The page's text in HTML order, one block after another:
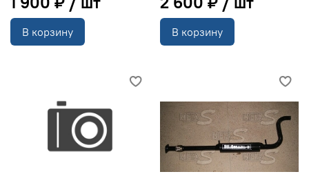
В корзину В корзину